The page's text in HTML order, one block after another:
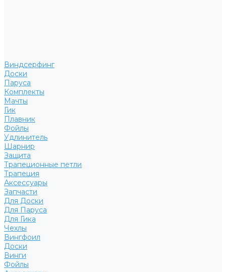
Виндсерфинг
Доски
Паруса
Комплекты
Мачты
Гик
Плавник
Фойлы
Удлинитель
Шарнир
Защита
Трапеционные петли
Трапеция
Аксессуары
Запчасти
Для Доски
Для Паруса
Для Гика
Чехлы
Вингфоил
Доски
Винги
Фойлы